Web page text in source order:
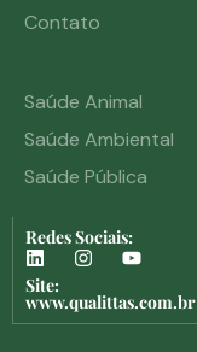
Contato
Saúde Animal
Saúde Ambiental
Saúde Pública
Redes Sociais:
Site:
www.qualittas.com.br